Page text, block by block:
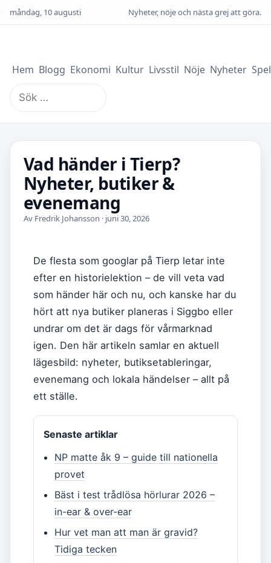
måndag, 10 augusti Nyheter, nöje och nästa grej att göra.
Hem Blogg Ekonomi Kultur Livsstil Nöje Nyheter Spel
Sök
efter:
Vad händer i Tierp?
Nyheter, butiker &
evenemang
Av Fredrik Johansson · juni 30, 2026
De flesta som googlar på Tierp letar inte
efter en historielektion – de vill veta vad
som händer här och nu, och kanske har du
hört att nya butiker planeras i Siggbo eller
undrar om det är dags för vårmarknad
igen. Den här artikeln samlar en aktuell
lägesbild: nyheter, butiksetableringar,
evenemang och lokala händelser – allt på
ett ställe.
Senaste artiklar
NP matte åk 9 – guide till nationella
provet
Bäst i test trådlösa hörlurar 2026 –
in-ear & over-ear
Hur vet man att man är gravid?
Tidiga tecken